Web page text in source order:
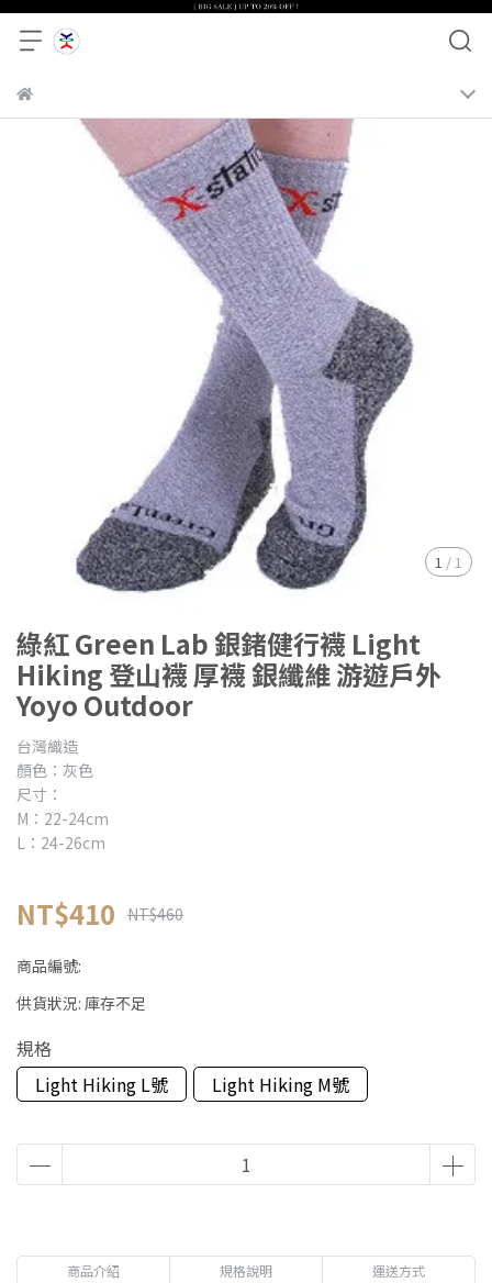
1 /1
綠紅 Green Lab 銀鍺健行襪 Light
Hiking 登山襪 厚襪 銀纖維 游遊戶外
Yoyo Outdoor
台灣織造
顏色：灰色
尺寸：
M：22-24cm
L：24-26cm
NT$410 NT$460
商品編號:
供貨狀況: 庫存不足
規格
Light Hiking L號
Light Hiking M號
商品介紹 規格說明 運送方式